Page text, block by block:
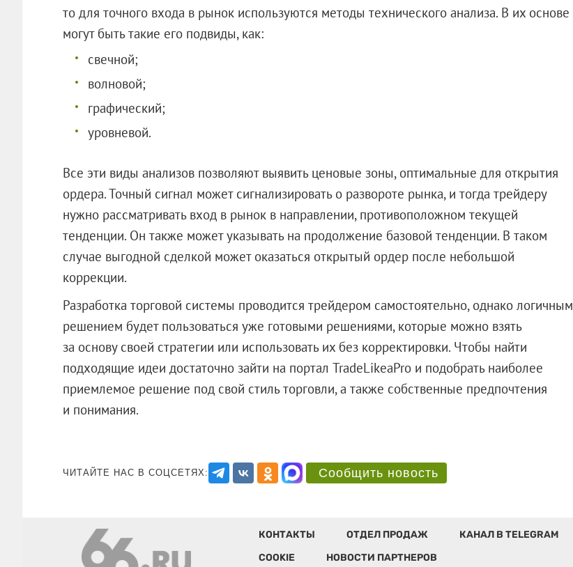
то для точного входа в рынок используются методы технического анализа. В их основе
могут быть такие его подвиды, как:
свечной;
волновой;
графический;
уровневой.
Все эти виды анализов позволяют выявить ценовые зоны, оптимальные для открытия
ордера. Точный сигнал может сигнализировать о развороте рынка, и тогда трейдеру
нужно рассматривать вход в рынок в направлении, противоположном текущей
тенденции. Он также может указывать на продолжение базовой тенденции. В таком
случае выгодной сделкой может оказаться открытый ордер после небольшой
коррекции.
Разработка торговой системы проводится трейдером самостоятельно, однако логичным
решением будет пользоваться уже готовыми решениями, которые можно взять
за основу своей стратегии или использовать их без корректировки. Чтобы найти
подходящие идеи достаточно зайти на портал TradeLikeaPro и подобрать наиболее
приемлемое решение под свой стиль торговли, а также собственные предпочтения
и понимания.
ЧИТАЙТЕ НАС В СОЦСЕТЯХ: Сообщить новость
КОНТАКТЫ ОТДЕЛ ПРОДАЖ КАНАЛ В TELEGRAM
COOKIE
НОВОСТИ ПАРТНЕРОВ